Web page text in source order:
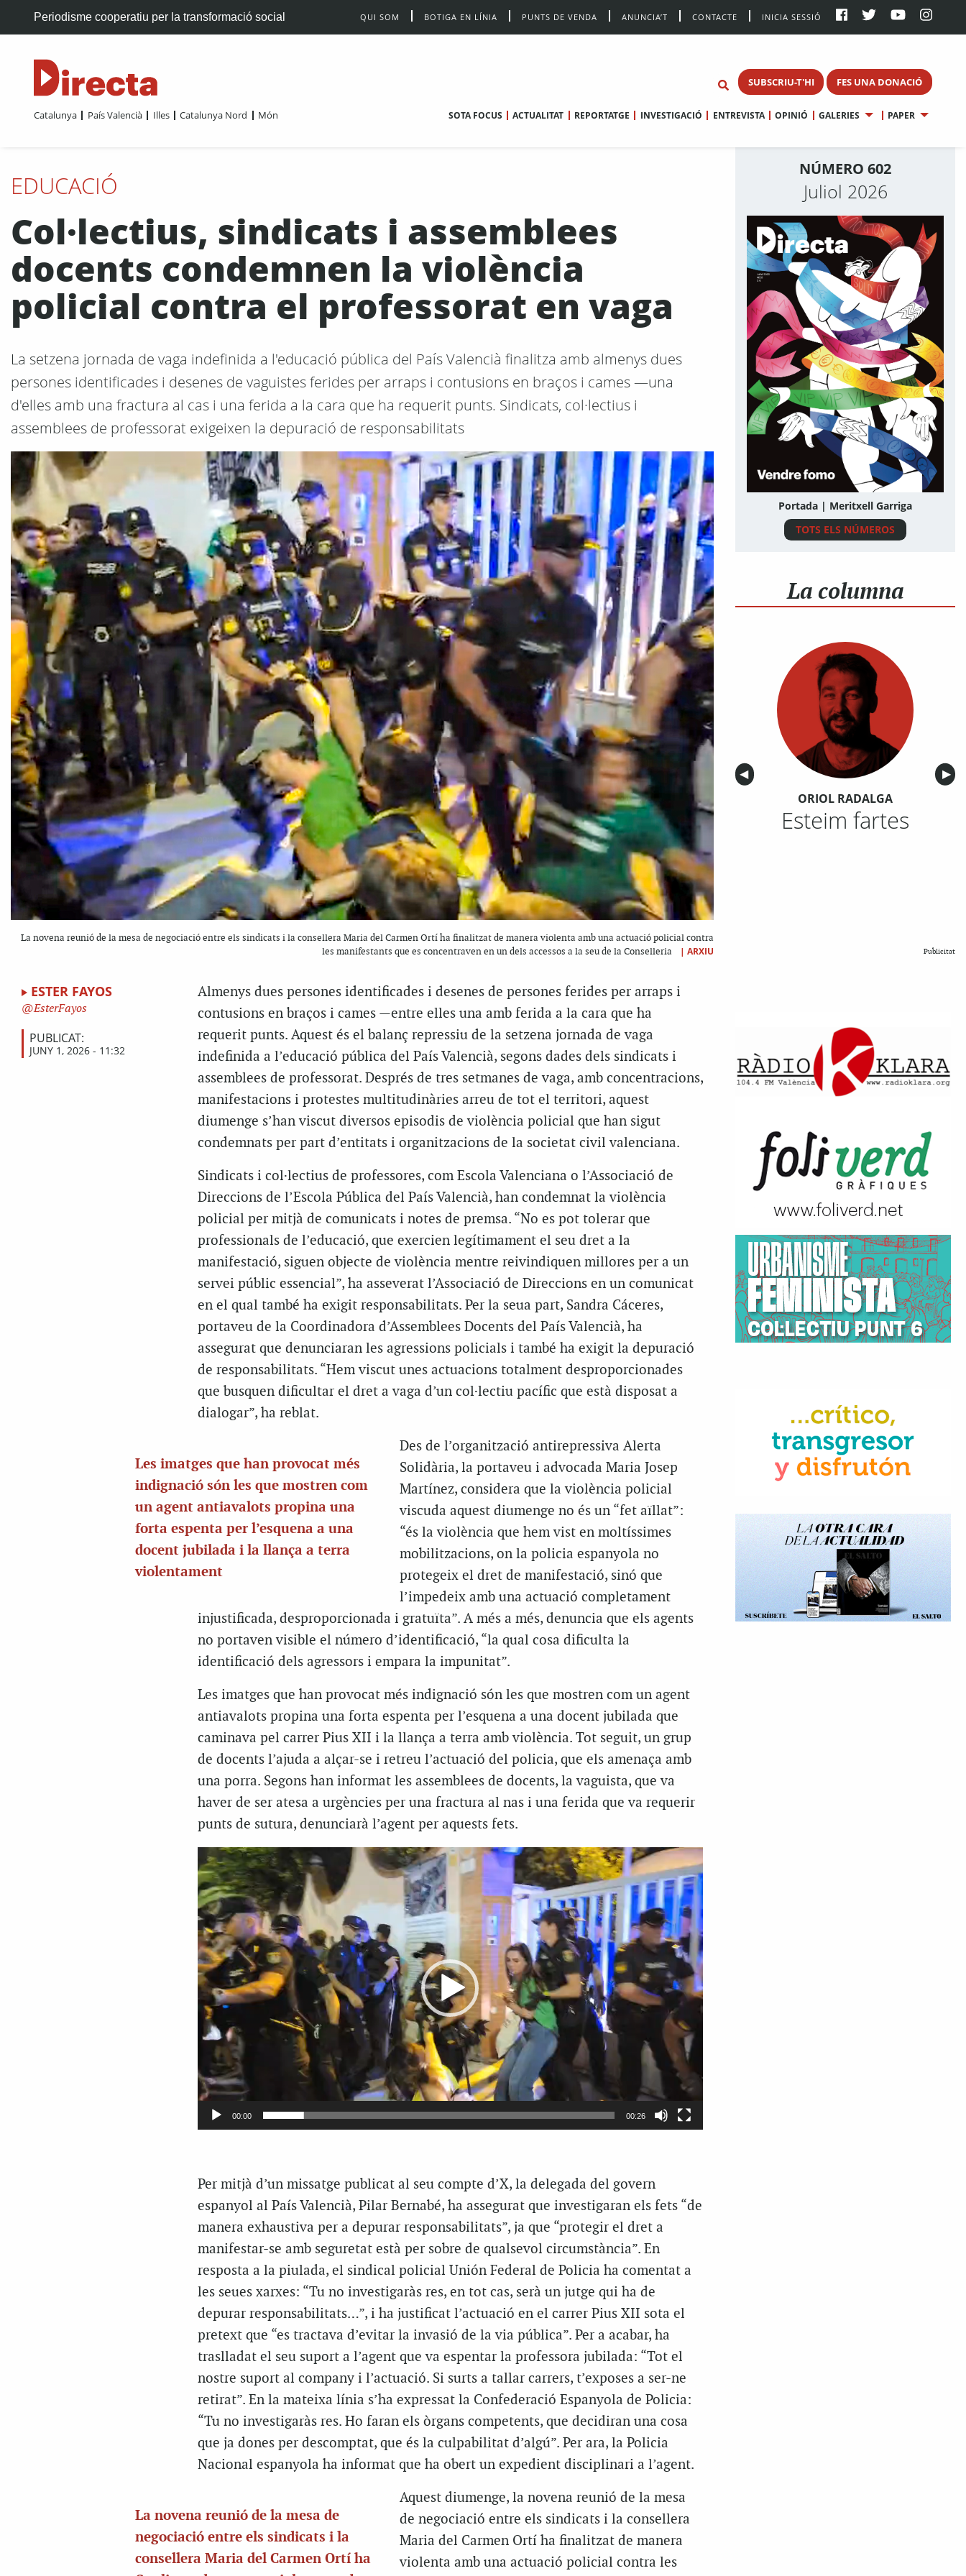
Periodisme cooperatiu per la transformació social QUI SOM BOTIGA EN LÍNIA PUNTS DE VENDA ANUNCIA’T CONTACTE INICIA SESSIÓ
SUBSCRIU-T'HI FES UNA DONACIÓ
Catalunya País Valencià Illes Catalunya Nord Món SOTA FOCUS ACTUALITAT REPORTATGE INVESTIGACIÓ ENTREVISTA OPINIÓ GALERIES PAPER
EDUCACIÓ
Col·lectius, sindicats i assemblees
docents condemnen la violència
policial contra el professorat en vaga
La setzena jornada de vaga indefinida a l'educació pública del País Valencià finalitza amb almenys dues
persones identificades i desenes de vaguistes ferides per arraps i contusions en braços i cames —una
d'elles amb una fractura al cas i una ferida a la cara que ha requerit punts. Sindicats, col·lectius i
assemblees de professorat exigeixen la depuració de responsabilitats
La novena reunió de la mesa de negociació entre els sindicats i la consellera Maria del Carmen Ortí ha finalitzat de manera violenta amb una actuació policial contra
les manifestants que es concentraven en un dels accessos a la seu de la Conselleria
| ARXIU
ESTER FAYOS
EsterFayos
PUBLICAT:
JUNY 1, 2026 - 11:32
Almenys dues persones identificades i desenes de persones ferides per arraps i
contusions en braços i cames —entre elles una amb ferida a la cara que ha
requerit punts. Aquest és el balanç repressiu de la setzena jornada de vaga
indefinida a l’educació pública del País Valencià, segons dades dels sindicats i
assemblees de professorat. Després de tres setmanes de vaga, amb concentracions,
manifestacions i protestes multitudinàries arreu de tot el territori, aquest
diumenge s’han viscut diversos episodis de violència policial que han sigut
condemnats per part d’entitats i organitzacions de la societat civil valenciana.
Sindicats i col·lectius de professores, com Escola Valenciana o l’Associació de
Direccions de l’Escola Pública del País Valencià, han condemnat la violència
policial per mitjà de comunicats i notes de premsa. “No es pot tolerar que
professionals de l’educació, que exercien legítimament el seu dret a la
manifestació, siguen objecte de violència mentre reivindiquen millores per a un
servei públic essencial”, ha asseverat l’Associació de Direccions en un comunicat
en el qual també ha exigit responsabilitats. Per la seua part, Sandra Cáceres,
portaveu de la Coordinadora d’Assemblees Docents del País Valencià, ha
assegurat que denunciaran les agressions policials i també ha exigit la depuració
de responsabilitats. “Hem viscut unes actuacions totalment desproporcionades
que busquen dificultar el dret a vaga d’un col·lectiu pacífic que està disposat a
dialogar”, ha reblat.
Les imatges que han provocat més
indignació són les que mostren com
un agent antiavalots propina una
forta espenta per l’esquena a una
docent jubilada i la llança a terra
violentament
Des de l’organització antirepressiva Alerta
Solidària, la portaveu i advocada Maria Josep
Martínez, considera que la violència policial
viscuda aquest diumenge no és un “fet aïllat”:
“és la violència que hem vist en moltíssimes
mobilitzacions, on la policia espanyola no
protegeix el dret de manifestació, sinó que
l’impedeix amb una actuació completament
injustificada, desproporcionada i gratuïta”. A més a més, denuncia que els agents
no portaven visible el número d’identificació, “la qual cosa dificulta la
identificació dels agressors i empara la impunitat”.
Les imatges que han provocat més indignació són les que mostren com un agent
antiavalots propina una forta espenta per l’esquena a una docent jubilada que
caminava pel carrer Pius XII i la llança a terra amb violència. Tot seguit, un grup
de docents l’ajuda a alçar-se i retreu l’actuació del policia, que els amenaça amb
una porra. Segons han informat les assemblees de docents, la vaguista, que va
haver de ser atesa a urgències per una fractura al nas i una ferida que va requerir
punts de sutura, denunciarà l’agent per aquests fets.
Reproductor
de
vídeo
00:00 00:26
Per mitjà d’un missatge publicat al seu compte d’X, la delegada del govern
espanyol al País Valencià, Pilar Bernabé, ha assegurat que investigaran els fets “de
manera exhaustiva per a depurar responsabilitats”, ja que “protegir el dret a
manifestar-se amb seguretat està per sobre de qualsevol circumstància”. En
resposta a la piulada, el sindical policial Unión Federal de Policia ha comentat a
les seues xarxes: “Tu no investigaràs res, en tot cas, serà un jutge qui ha de
depurar responsabilitats…”, i ha justificat l’actuació en el carrer Pius XII sota el
pretext que “es tractava d’evitar la invasió de la via pública”. Per a acabar, ha
traslladat el seu suport a l’agent que va espentar la professora jubilada: “Tot el
nostre suport al company i l’actuació. Si surts a tallar carrers, t’exposes a ser-ne
retirat”. En la mateixa línia s’ha expressat la Confederació Espanyola de Policia:
“Tu no investigaràs res. Ho faran els òrgans competents, que decidiran una cosa
que ja dones per descomptat, que és la culpabilitat d’algú”. Per ara, la Policia
Nacional espanyola ha informat que ha obert un expedient disciplinari a l’agent.
La novena reunió de la mesa de
negociació entre els sindicats i la
consellera Maria del Carmen Ortí ha
Aquest diumenge, la novena reunió de la mesa
de negociació entre els sindicats i la consellera
Maria del Carmen Ortí ha finalitzat de manera
violenta amb una actuació policial contra les
NÚMERO 602
Juliol 2026
Portada | Meritxell Garriga
TOTS ELS NÚMEROS
La columna
Anterior
◀︎ ▶︎
ORIOL RADALGA
Esteim fartes
Publicitat